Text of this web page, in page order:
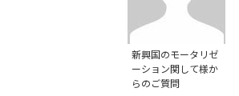
新興国のモータリゼ
ーション関して様か
らのご質問